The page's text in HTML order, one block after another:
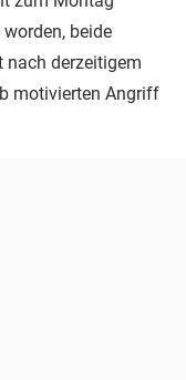
beide
nach derzeitigem
motivierten Angriff